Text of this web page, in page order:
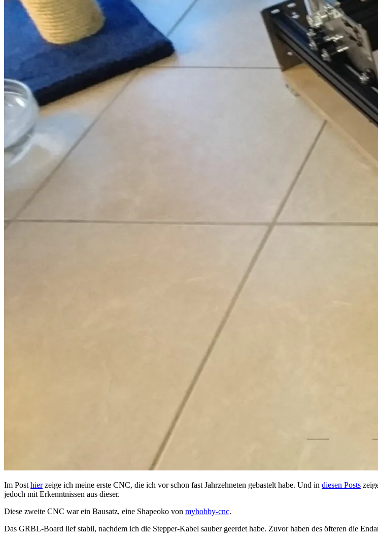
Im Post hierzeige ich meine erste CNC, die ich vor schon fast Jahrzehneten gebastelt habe. Und in diesen Posts
jedoch mit Erkenntnissen aus dieser.
Diese zweite CNC war ein Bausatz, eine Shapeoko von myhobby-cnc.
Das GRBL-Board lief stabil, nachdem ich die Stepper-Kabel sauber geerdet habe. Zuvor haben des öfteren die